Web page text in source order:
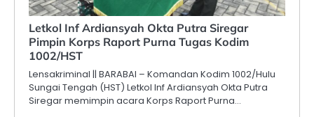
Letkol Inf Ardiansyah Okta Putra Siregar
Pimpin Korps Raport Purna Tugas Kodim
1002/HST
Lensakriminal || BARABAI – Komandan Kodim 1002/Hulu
Sungai Tengah (HST) Letkol Inf Ardiansyah Okta Putra
Siregar memimpin acara Korps Raport Purna…